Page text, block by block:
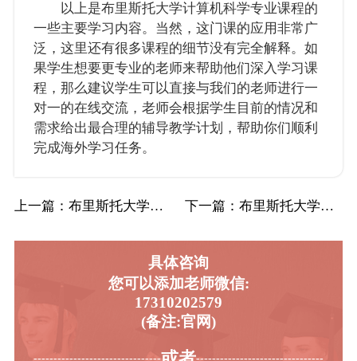
以上是布里斯托大学计算机科学专业课程的
一些主要学习内容。当然，这门课的应用非常广
泛，这里还有很多课程的细节没有完全解释。如
果学生想要更专业的老师来帮助他们深入学习课
程，那么建议学生可以直接与我们的老师进行一
对一的在线交流，老师会根据学生目前的情况和
需求给出最合理的辅导教学计划，帮助你们顺利
完成海外学习任务。
上一篇 ：布里斯托大学Bristol布大社会政策和… 下一篇 ：布里斯托大学Bristol布大计算机科学…
具体咨询
您可以添加老师微信:
17310202579
(备注:官网)